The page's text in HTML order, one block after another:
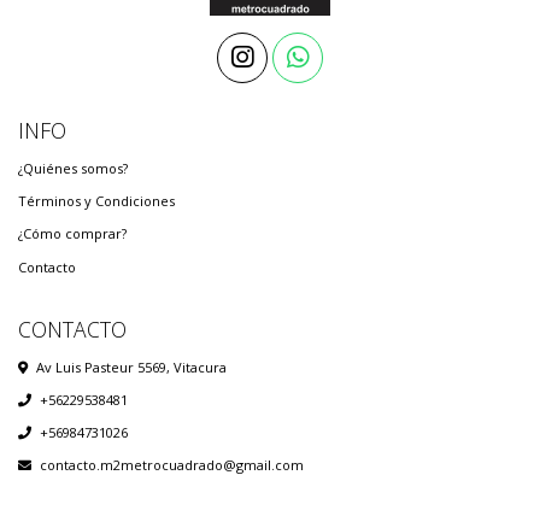
INFO
¿Quiénes somos?
Términos y Condiciones
¿Cómo comprar?
Contacto
CONTACTO
Av Luis Pasteur 5569, Vitacura
+56229538481
+56984731026
contacto.m2metrocuadrado@gmail.com